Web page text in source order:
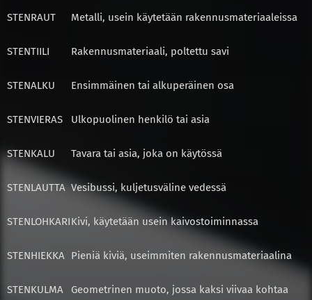
STENRAUT Metalli, usein käytetään rakennusmateriaaleissa
STENTIILI Rakennusmateriaali, poltettu savi
STENALKU Ensimmäinen tai alkuperäinen osa
STENVIERAS Ulkopuolinen henkilö tai asia
STENKALU Tavara tai asia, joka on käytössä
STENLAUTTA Vesibussi, kuljetusväline vedessä
STENLOHKARIKivi, käytetään usein kaivostoiminnassa
STENHIEKKA Pieniä kiviä, useimmiten rakennusmateriaalina
STENKULMA Geometrinen muoto, jossa kaksi viivaa kohtaa